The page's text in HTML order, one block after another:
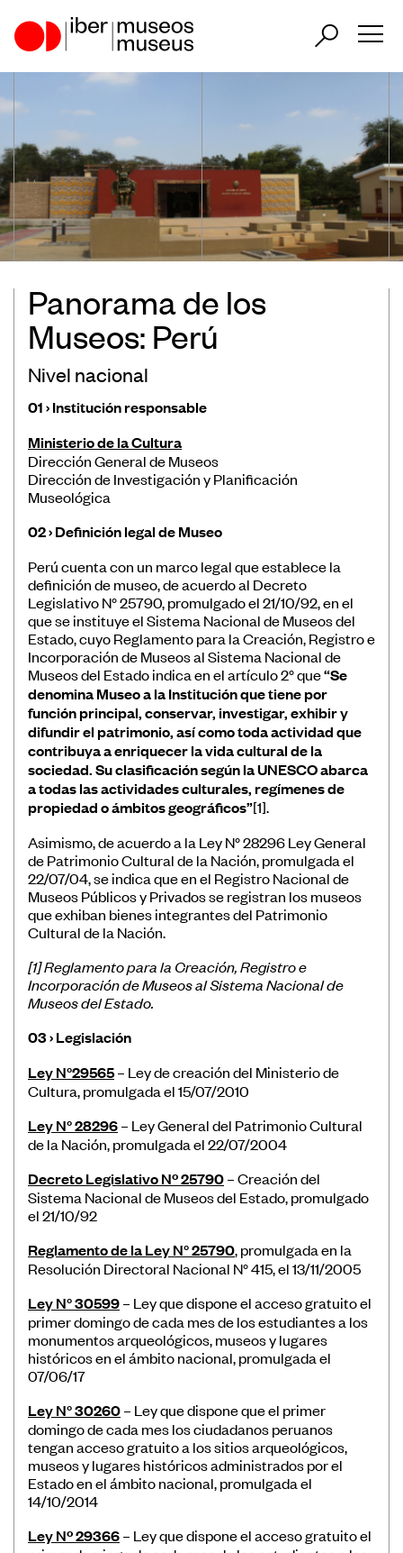
Nuestro papel en el sector
Nuestra Actuación
Países Participantes
Encuentros Iberoamericanos de
Museos
Observatorio Iberoamericano de
Educación
Patrimonio
Sostenibilidad
Registro de Museos Iberoamericanos
Sistema de recolección de datos de
público de museos
Panorama de los museos en
Iberoamérica
Banco de Buenas Prácticas
Convocatorias
Publicaciones Ibermuseos
Centro de Documentación
Noticias
Plataforma de Diagnósticos
Póngase en contacto
noticias
Panorama de los
Museos: Perú
Nivel nacional
01 › Institución responsable
Ministerio de la Cultura
Dirección General de Museos
Dirección de Investigación y Planificación
Museológica
02 › Definición legal de Museo
Perú cuenta con un marco legal que establece la
definición de museo, de acuerdo al Decreto
Legislativo N° 25790, promulgado el 21/10/92, en el
que se instituye el Sistema Nacional de Museos del
Estado, cuyo Reglamento para la Creación, Registro e
Incorporación de Museos al Sistema Nacional de
Museos del Estado indica en el artículo 2° que“Se
denomina Museo a la Institución que tiene por
función principal, conservar, investigar, exhibir y
difundir el patrimonio, así como toda actividad que
contribuya a enriquecer la vida cultural de la
sociedad. Su clasificación según la UNESCO abarca
a todas las actividades culturales, regímenes de
propiedad o ámbitos geográficos”[1].
Asimismo, de acuerdo a la Ley N° 28296 Ley General
de Patrimonio Cultural de la Nación, promulgada el
22/07/04, se indica que en el Registro Nacional de
Museos Públicos y Privados se registran los museos
que exhiban bienes integrantes del Patrimonio
Cultural de la Nación.
[1] Reglamento para la Creación, Registro e
Incorporación de Museos al Sistema Nacional de
Museos del Estado.
03 › Legislación
Ley N°29565– Ley de creación del Ministerio de
Cultura, promulgada el 15/07/2010
Ley N° 28296– Ley General del Patrimonio Cultural
de la Nación, promulgada el 22/07/2004
Decreto Legislativo Nº 25790– Creación del
Sistema Nacional de Museos del Estado, promulgado
el 21/10/92
Reglamento de la Ley N° 25790, promulgada en la
Resolución Directoral Nacional N° 415, el 13/11/2005
Ley N° 30599– Ley que dispone el acceso gratuito el
primer domingo de cada mes de los estudiantes a los
monumentos arqueológicos, museos y lugares
históricos en el ámbito nacional, promulgada el
07/06/17
Ley N° 30260– Ley que dispone que el primer
domingo de cada mes los ciudadanos peruanos
tengan acceso gratuito a los sitios arqueológicos,
museos y lugares históricos administrados por el
Estado en el ámbito nacional, promulgada el
14/10/2014
Ley Nº 29366– Ley que dispone el acceso gratuito el